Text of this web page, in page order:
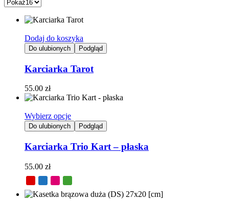
Dodaj do koszyka
Do ulubionych Podgląd
Karciarka Tarot
55.00 zł
Wybierz opcje
Do ulubionych Podgląd
Karciarka Trio Kart – płaska
55.00 zł